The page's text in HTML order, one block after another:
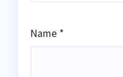
Name *